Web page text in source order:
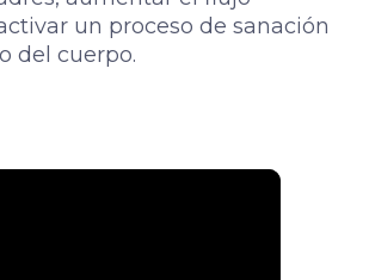
un proceso de sanación
del cuerpo.